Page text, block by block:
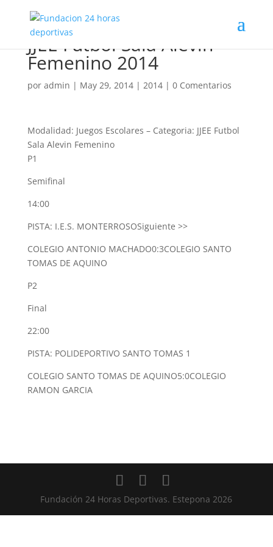
JJEE Futbol Sala Alevin
Femenino 2014
por admin | May 29, 2014| 2014| 0 Comentarios
Modalidad: Juegos Escolares – Categoria: JJEE Futbol
Sala Alevin Femenino
P1
Semifinal
14:00
PISTA: I.E.S. MONTERROSOSiguiente >>
COLEGIO ANTONIO MACHADO0:3COLEGIO SANTO
TOMAS DE AQUINO
P2
Final
22:00
PISTA: POLIDEPORTIVO SANTO TOMAS 1
COLEGIO SANTO TOMAS DE AQUINO5:0COLEGIO
RAMON GARCIA
Fundación 24 Horas Deportivas. Estepona 2026